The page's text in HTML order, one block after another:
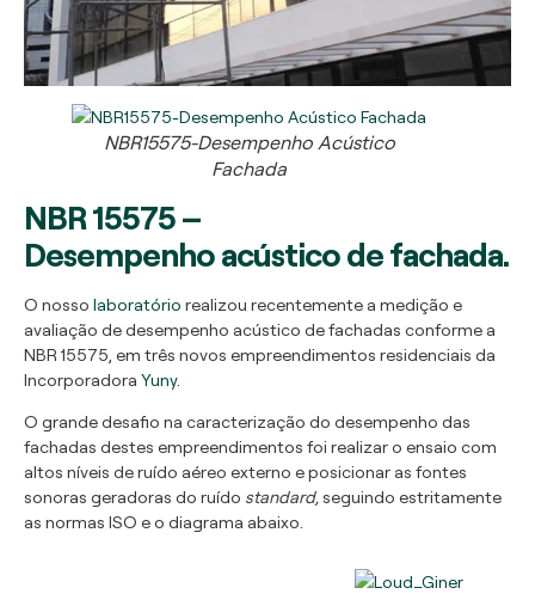
NBR15575-Desempenho Acústico
Fachada
NBR 15575 –
Desempenho acústico de fachada.
O nosso laboratório realizou recentemente a medição e
avaliação de desempenho acústico de fachadas conforme a
NBR 15575, em três novos empreendimentos residenciais da
Incorporadora Yuny.
O grande desafio na caracterização do desempenho das
fachadas destes empreendimentos foi realizar o ensaio com
altos níveis de ruído aéreo externo e posicionar as fontes
sonoras geradoras do ruído standard,seguindo estritamente
as normas ISO e o diagrama abaixo.